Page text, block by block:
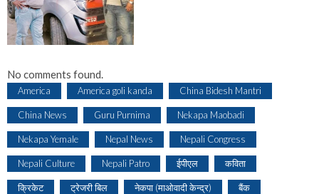
No comments found.
America America goli kanda China Bidesh Mantri
China News Guru Purnima Nekapa Maobadi
Nekapa Yemale Nepal News Nepali Congress
Nepali Culture Nepali Patro ईपीएल कविता
क्रिकेट ट्रेजरी बिल नेकपा (माओवादी केन्द्र) बैंक